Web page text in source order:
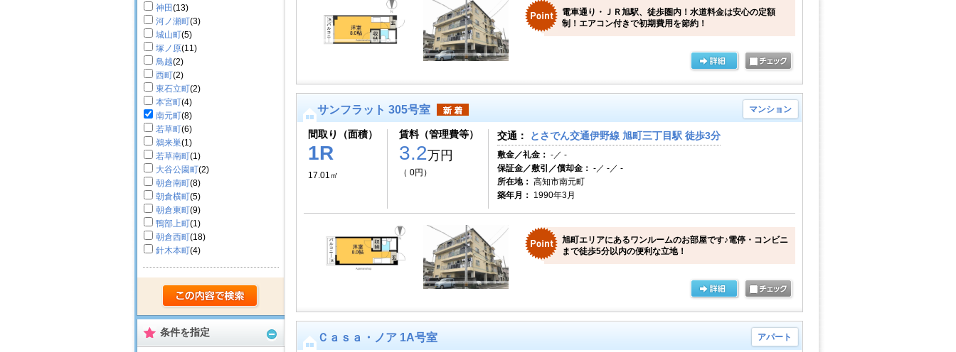
神田(13)
河ノ瀬町(3)
城山町(5)
塚ノ原(11)
鳥越(2)
西町(2)
東石立町(2)
本宮町(4)
南元町(8)
若草町(6)
鵜来巣(1)
若草南町(1)
大谷公園町(2)
朝倉南町(8)
朝倉横町(5)
朝倉東町(9)
鴨部上町(1)
朝倉西町(18)
針木本町(4)
条件を指定
電車通り・ＪＲ旭駅、徒歩圏内！水道料金は安心の定額
制！エアコン付きで初期費用を節約！
サンフラット 305号室 マンション
間取り（面積）
1R
17.01㎡
賃料（管理費等）
3.2万円
（ 0円）
交通： とさでん交通伊野線 旭町三丁目駅 徒歩3分
敷金／礼金： -／ -
保証金／敷引／償却金： -／ -／ -
所在地： 高知市南元町
築年月： 1990年3月
旭町エリアにあるワンルームのお部屋です♪電停・コンビニ
まで徒歩5分以内の便利な立地！
Ｃａｓａ・ノア 1A号室 アパート